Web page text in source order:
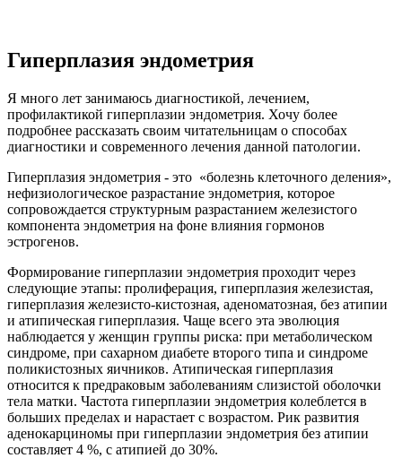
Гиперплазия эндометрия
Я много лет занимаюсь диагностикой, лечением,
профилактикой гиперплазии эндометрия. Хочу более
подробнее рассказать своим читательницам о способах
диагностики и современного лечения данной патологии.
Гиперплазия эндометрия - это «болезнь клеточного деления»,
нефизиологическое разрастание эндометрия, которое
сопровождается структурным разрастанием железистого
компонента эндометрия на фоне влияния гормонов
эстрогенов.
Формирование гиперплазии эндометрия проходит через
следующие этапы: пролиферация, гиперплазия железистая,
гиперплазия железисто-кистозная, аденоматозная, без атипии
и атипическая гиперплазия. Чаще всего эта эволюция
наблюдается у женщин группы риска: при метаболическом
синдроме, при сахарном диабете второго типа и синдроме
поликистозных яичников. Атипическая гиперплазия
относится к предраковым заболеваниям слизистой оболочки
тела матки. Частота гиперплазии эндометрия колеблется в
больших пределах и нарастает с возрастом. Рик развития
аденокарциномы при гиперплазии эндометрия без атипии
составляет 4 %, с атипией до 30%.